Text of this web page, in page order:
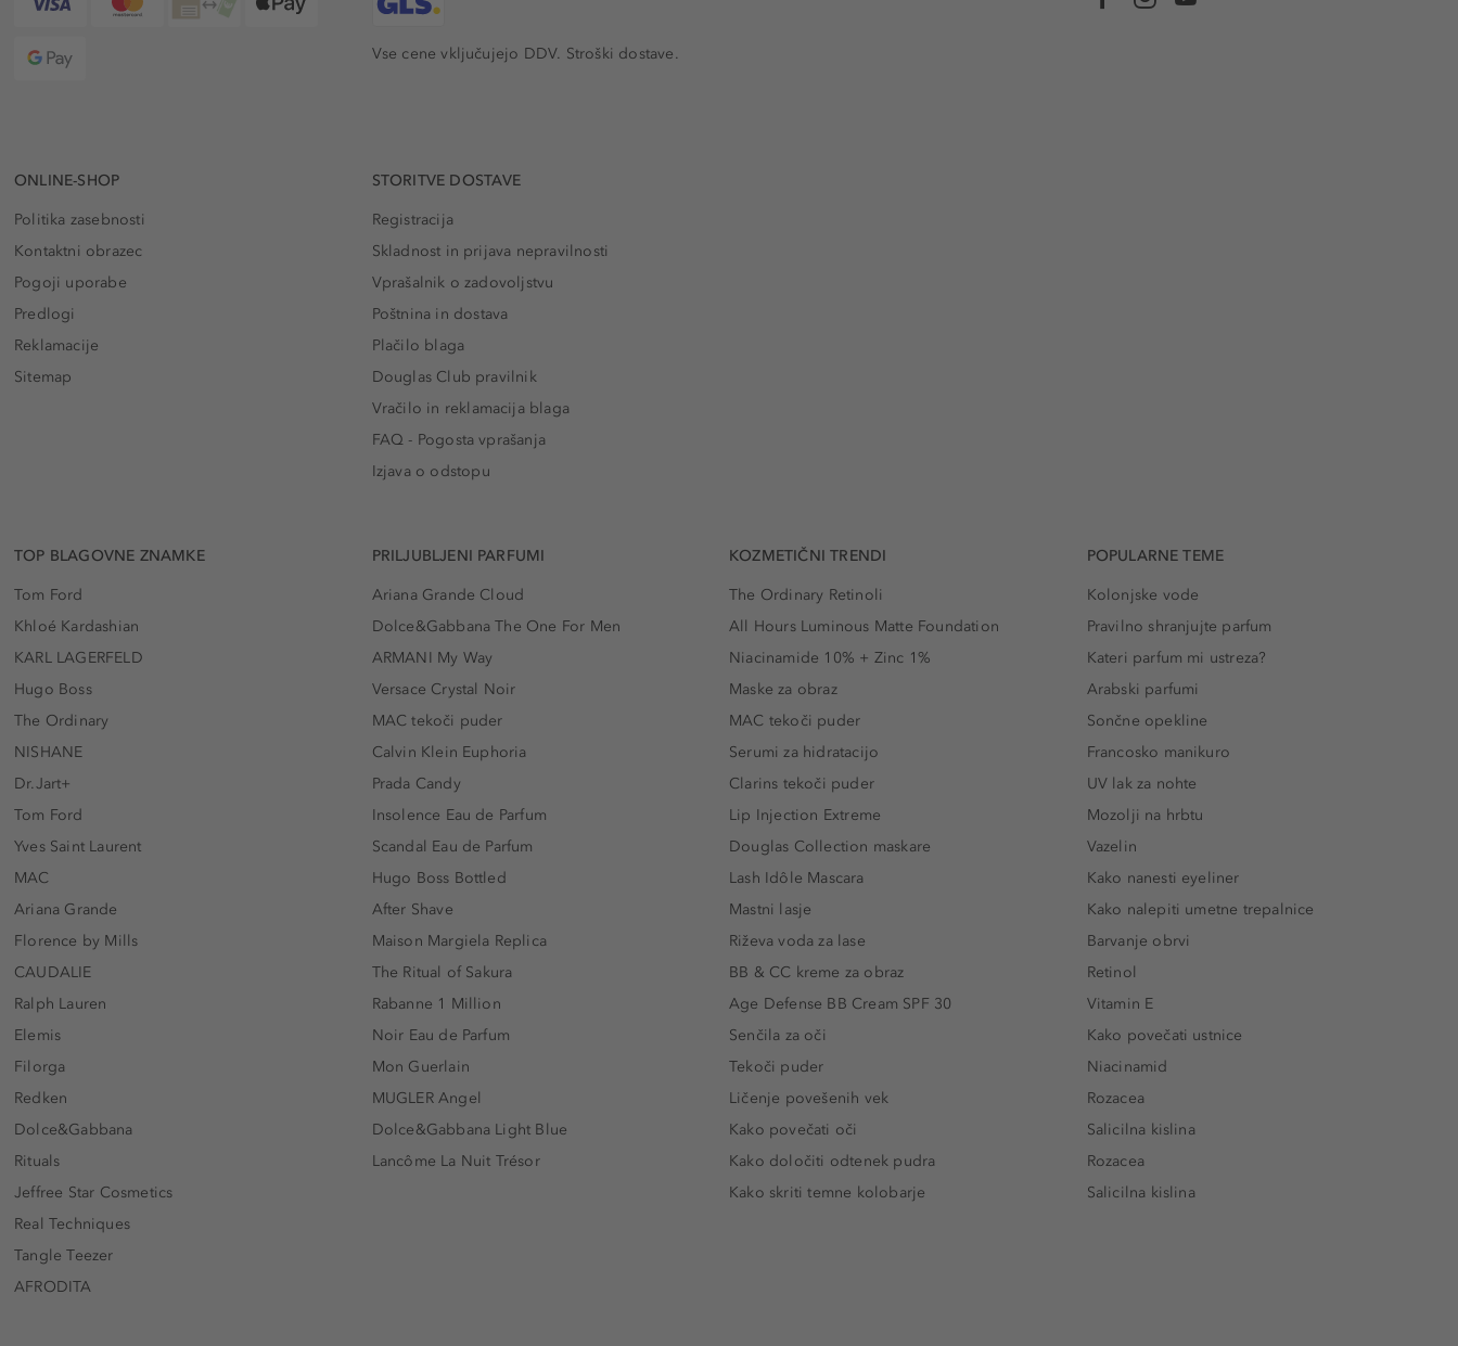
Vse cene vključujejo DDV. Stroški dostave.
ONLINE-SHOP
Politika zasebnosti
Kontaktni obrazec
Pogoji uporabe
Predlogi
Reklamacije
Sitemap
STORITVE DOSTAVE
Registracija
Skladnost in prijava nepravilnosti
Vprašalnik o zadovoljstvu
Poštnina in dostava
Plačilo blaga
Douglas Club pravilnik
Vračilo in reklamacija blaga
FAQ - Pogosta vprašanja
Izjava o odstopu
TOP BLAGOVNE ZNAMKE
Tom Ford
Khloé Kardashian
KARL LAGERFELD
Hugo Boss
The Ordinary
NISHANE
Dr.Jart+
Tom Ford
Yves Saint Laurent
MAC
Ariana Grande
Florence by Mills
CAUDALIE
Ralph Lauren
Elemis
Filorga
Redken
Dolce&Gabbana
Rituals
Jeffree Star Cosmetics
Real Techniques
Tangle Teezer
AFRODITA
PRILJUBLJENI PARFUMI
Ariana Grande Cloud
Dolce&Gabbana The One For Men
ARMANI My Way
Versace Crystal Noir
MAC tekoči puder
Calvin Klein Euphoria
Prada Candy
Insolence Eau de Parfum
Scandal Eau de Parfum
Hugo Boss Bottled
After Shave
Maison Margiela Replica
The Ritual of Sakura
Rabanne 1 Million
Noir Eau de Parfum
Mon Guerlain
MUGLER Angel
Dolce&Gabbana Light Blue
Lancôme La Nuit Trésor
KOZMETIČNI TRENDI
The Ordinary Retinoli
All Hours Luminous Matte Foundation
Niacinamide 10% + Zinc 1%
Maske za obraz
MAC tekoči puder
Serumi za hidratacijo
Clarins tekoči puder
Lip Injection Extreme
Douglas Collection maskare
Lash Idôle Mascara
Mastni lasje
Riževa voda za lase
BB & CC kreme za obraz
Age Defense BB Cream SPF 30
Senčila za oči
Tekoči puder
Ličenje povešenih vek
Kako povečati oči
Kako določiti odtenek pudra
Kako skriti temne kolobarje
POPULARNE TEME
Kolonjske vode
Pravilno shranjujte parfum
Kateri parfum mi ustreza?
Arabski parfumi
Sončne opekline
Francosko manikuro
UV lak za nohte
Mozolji na hrbtu
Vazelin
Kako nanesti eyeliner
Kako nalepiti umetne trepalnice
Barvanje obrvi
Retinol
Vitamin E
Kako povečati ustnice
Niacinamid
Rozacea
Salicilna kislina
Rozacea
Salicilna kislina